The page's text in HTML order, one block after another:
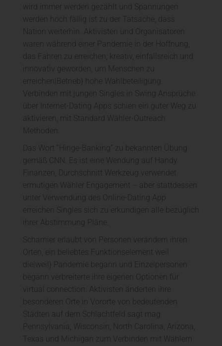
wird immer werden gezählt und Spannungen
werden hoch fällig ist zu der Tatsache, dass
Nation weiterhin. Aktivisten und Organisatoren
waren während einer Pandemie in der Hoffnung,
das Fahren zu erreichen, kreativ, einfallsreich und
innovativ geworden, um Menschen zu
erreichen|Betrieb} hohe Wahlbeteiligung.
Verbinden mit jungen Singles in Swing Ansprüche
über Internet-Dating Apps schien ein guter Weg zu
aktivieren, mit Standard Wähler-Outreach
Methoden.
Das Wort “Hinge-Banking” zu bekannten Übung
gemäß CNN. Es ist eine Wendung auf Handy
Finanzen, Durchschnitt Werkzeug verwendet
ermutigen Wähler Engagement – aber stattdessen
unter Verwendung des Online-Dating App
erreichen Singles sich zu erkundigen alle bezüglich
ihrer Abstimmung Pläne.
Scharnier erlaubt von Personen verändern ihren
Orten, ein beliebtes Funktionselement weil
die|weil} Pandemie begann und Einzelpersonen
begann verbreiterte ihre eigenen Optionen für
virtual connection. Aktivisten änderten ihre
besonderen Orte in Vororte von bedeutenden
Städten auf dem Schlachtfeld sagt mag
Pennsylvania, Wisconsin, North Carolina, Arizona,
Texas und Michigan zum Verbinden mit Wählern